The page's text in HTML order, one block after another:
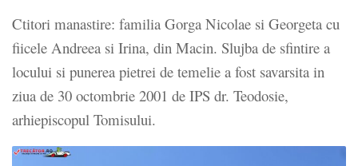
Ctitori manastire: familia Gorga Nicolae si Georgeta cu
fiicele Andreea si Irina, din Macin. Slujba de sfintire a
locului si punerea pietrei de temelie a fost savarsita in
ziua de 30 octombrie 2001 de IPS dr. Teodosie,
arhiepiscopul Tomisului.